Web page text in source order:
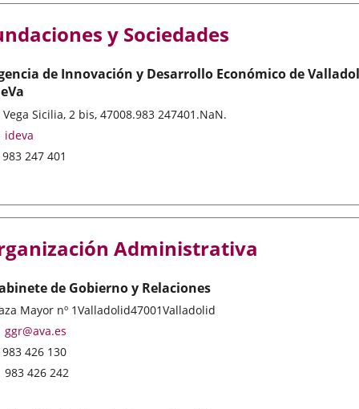
y Sociedades
de Innovación y Desarrollo Económico de
Vega Sicilia, 2 bis, 47008.983 247401.NaN.
Email
ideva
983 247 401
Administrativa
de Gobierno y Relaciones
Mayor nº 1Valladolid47001Valladolid
Email
ggr@ava.es
983 426 130
Fax
983 426 242